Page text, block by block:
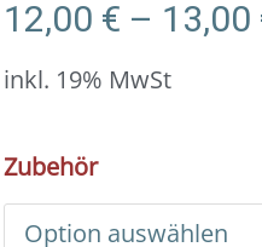
12,00 € – 13,00
inkl. 19% MwSt
Zubehör
DIY
Armband
Basic